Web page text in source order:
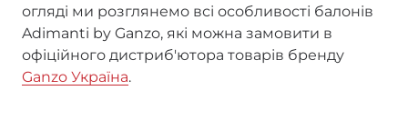
огляді ми розглянемо всі особливості балонів
Adimanti by Ganzo, які можна замовити в
офіційного дистриб'ютора товарів бренду
Ganzo Україна.